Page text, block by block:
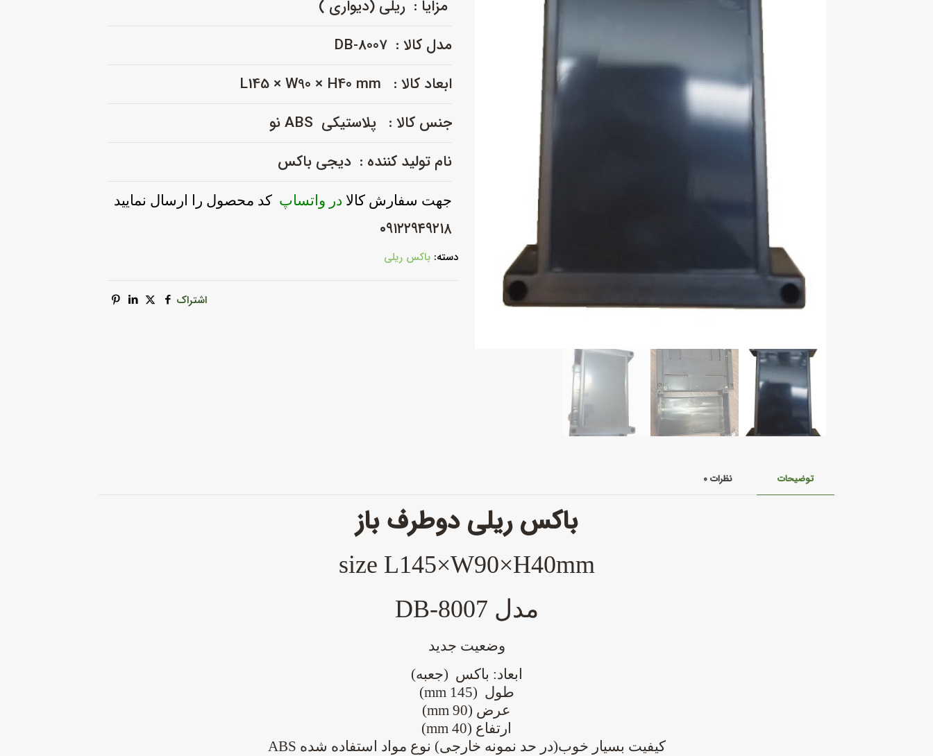
مزایا : ریلی (دیواری )
مدل کالا : DB-8007
ابعاد کالا : L145 × W90 × H40 mm
جنس کالا : پلاستیکی ABS نو
نام تولید کننده : دیجی باکس
جهت سفارش کالا در واتساپ کد محصول را ارسال نمایید
۰۹۱۲۲۹۴۹۲۱۸
DB-
عدد
دسته: باکس ریلی
اشتراک
توضیحات نظرات۰
باکس ریلی دوطرف باز
size L145×W90×H40mm
مدل DB-8007
وضعیت جدید
ابعاد: باکس (جعبه)
طول (mm 145)
عرض (mm 90)
ارتفاع (mm 40)
کیفیت بسیار خوب(در حد نمونه خارجی) نوع مواد استفاده شده ABS